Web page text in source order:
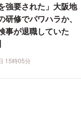
強要された」大阪地
研修でパワハラか、
事が退職していた
15時05分